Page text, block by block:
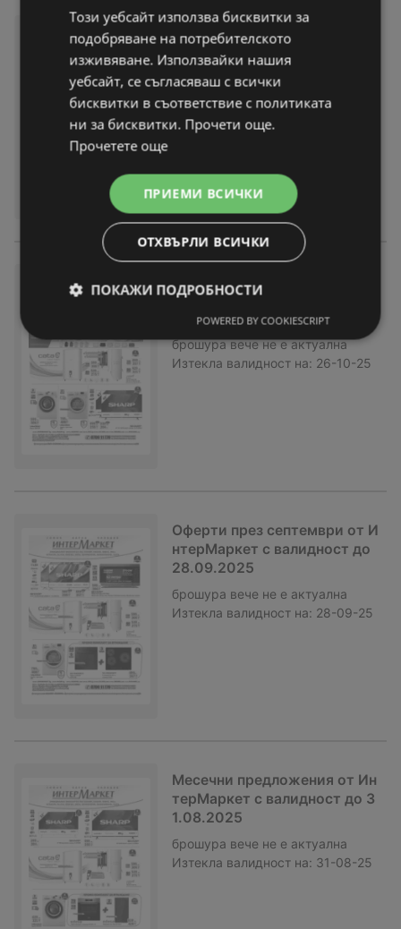
Предложения от ИнтерМарк
ет с валидност до 27.11.2025
брошура вече не е актуална
Предложения от ИнтерМарк
ет с валидност до 26.10.202
брошура вече не е актуална
Изтекла валидност на: 26-10-25
Оферти през септември от И
нтерМаркет с валидност до
28.09.2025
брошура вече не е актуална
Изтекла валидност на: 28-09-25
Месечни предложения от Ин
терМаркет с валидност до 3
1.08.2025
брошура вече не е актуална
Изтекла валидност на: 31-08-25
Този уебсайт използва бисквитки за
подобряване на потребителското
изживяване. Използвайки нашия
уебсайт, се съгласяваш с всички
бисквитки в съответствие с политиката
ни за бисквитки. Прочети още.
Прочетете още
ПРИЕМИ ВСИЧКИ
ОТХВЪРЛИ ВСИЧКИ
ПОКАЖИ ПОДРОБНОСТИ
POWERED BY COOKIESCRIPT